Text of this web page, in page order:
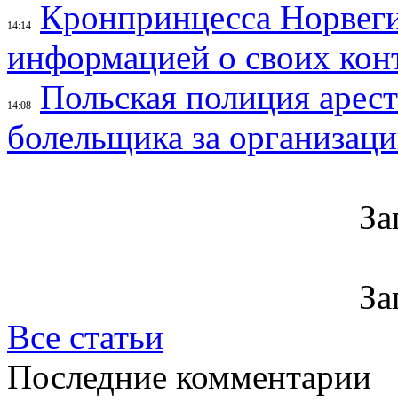
14:14
Кронпринцесса
информацией о своих
14:08
Польская полиция
болельщика за
Все статьи
Последние комментарии